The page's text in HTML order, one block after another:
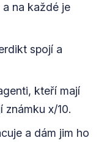
na každé je
spojí a
kteří mají
známku x/10.
a dám jim ho